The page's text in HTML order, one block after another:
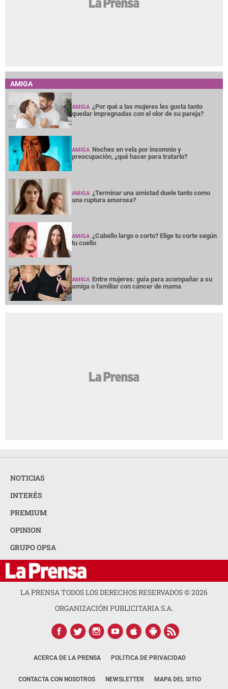
AMIGA
AMIGA ¿Por qué a las mujeres les gusta tanto
quedar impregnadas con el olor de su pareja?
AMIGA Noches en vela por insomnio y
preocupación, ¿qué hacer para tratarlo?
AMIGA ¿Terminar una amistad duele tanto como
una ruptura amorosa?
AMIGA ¿Cabello largo o corto? Elige tu corte según
tu cuello
AMIGA Entre mujeres: guía para acompañar a su
amiga o familiar con cáncer de mama
NOTICIAS
INTERÉS
PREMIUM
OPINION
GRUPO OPSA
LA PRENSA TODOS LOS DERECHOS RESERVADOS ©2026
ORGANIZACIÓN PUBLICITARIA S.A.
ACERCA DE LA PRENSA POLÍTICA DE PRIVACIDAD
CONTACTA CON NOSOTROS NEWSLETTER MAPA DEL SITIO